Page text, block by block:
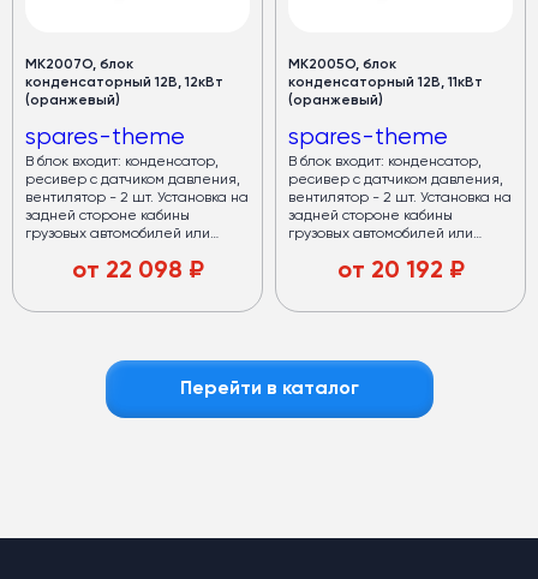
МК2007О, блок
конденсаторный 12В, 12кВт
(оранжевый)
spares-theme
В блок входит: конденсатор,
ресивер с датчиком давления,
вентилятор - 2 шт. Установка на
задней стороне кабины
грузовых автомобилей или
от 22 098 ₽
МК2005О, блок
конденсаторный 12В, 11кВт
(оранжевый)
spares-theme
В блок входит: конденсатор,
ресивер с датчиком давления,
вентилятор - 2 шт. Установка на
задней стороне кабины
грузовых автомобилей или
от 20 192 ₽
Перейти в каталог
Медный испаритель и полуторный запас мощности.